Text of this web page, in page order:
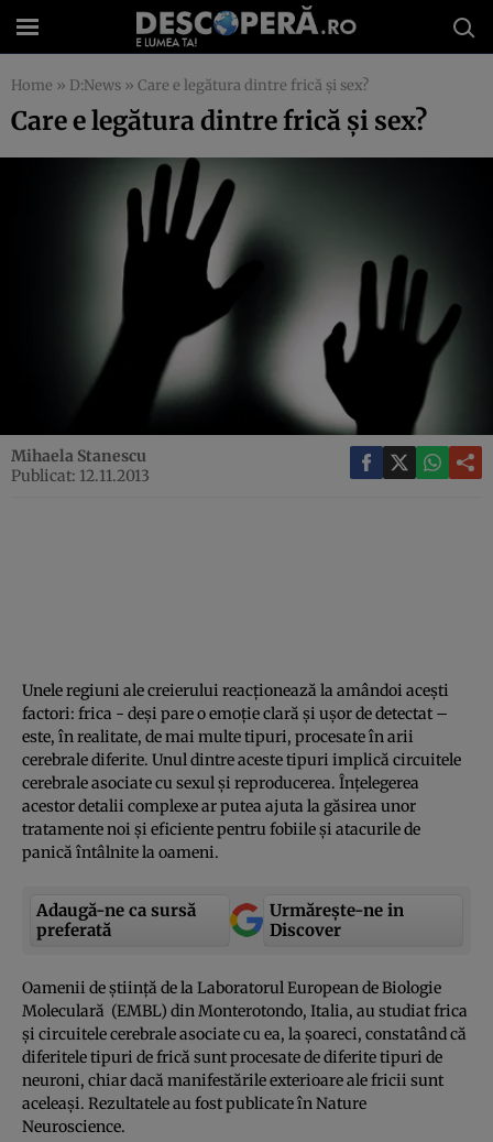
Home » D:News » Care e legătura dintre frică şi sex?
Care e legătura dintre frică şi sex?
Mihaela Stanescu
Publicat: 12.11.2013
Unele regiuni ale creierului reacţionează la amândoi aceşti
factori: frica - deşi pare o emoţie clară şi uşor de detectat –
este, în realitate, de mai multe tipuri, procesate în arii
cerebrale diferite. Unul dintre aceste tipuri implică circuitele
cerebrale asociate cu sexul şi reproducerea. Înţelegerea
acestor detalii complexe ar putea ajuta la găsirea unor
tratamente noi şi eficiente pentru fobiile şi atacurile de
panică întâlnite la oameni.
Adaugă-ne ca sursă
preferată
Urmărește-ne in
Discover
Oamenii de ştiinţă de la Laboratorul European de Biologie
Moleculară (EMBL) din Monterotondo, Italia, au studiat frica
şi circuitele cerebrale asociate cu ea, la şoareci, constatând că
diferitele tipuri de frică sunt procesate de diferite tipuri de
neuroni, chiar dacă manifestările exterioare ale fricii sunt
aceleaşi. Rezultatele au fost publicate în Nature
Neuroscience.